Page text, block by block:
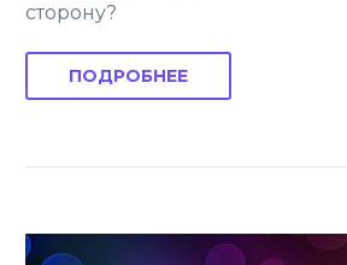
сторону?
ПОДРОБНЕЕ